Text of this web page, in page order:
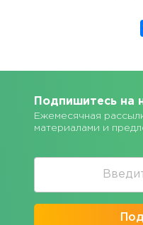
Подпишитесь на
Ежемесячная
материалами и